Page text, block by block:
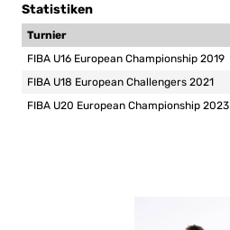
Statistiken
Turnier
FIBA U16 European Championship 2019
FIBA U18 European Challengers 2021
FIBA U20 European Championship 2023